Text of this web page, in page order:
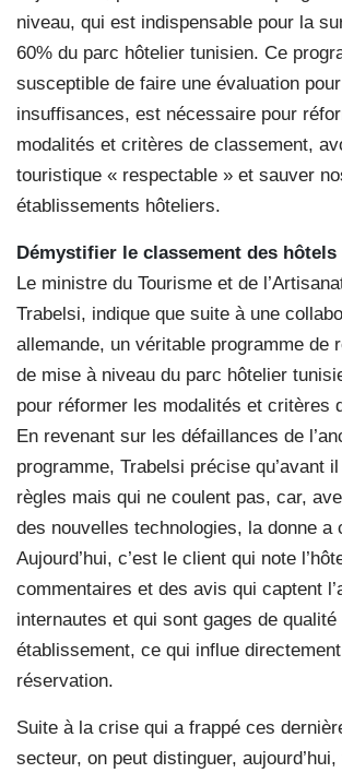
niveau, qui est indispensable pour la
60% du parc hôtelier tunisien. Ce
susceptible de faire une évaluation
insuffisances, est nécessaire pour
modalités et critères de classement,
touristique « respectable » et sauver
établissements hôteliers.
Démystifier le classement des hôtels
Le ministre du Tourisme et de
Trabelsi, indique que suite à une
allemande, un véritable programme de
de mise à niveau du parc hôtelier
pour réformer les modalités et critères
En revenant sur les défaillances de
programme, Trabelsi précise qu’avant
règles mais qui ne coulent pas, car,
des nouvelles technologies, la donne a
Aujourd’hui, c’est le client qui note
commentaires et des avis qui captent
internautes et qui sont gages de qualité
établissement, ce qui influe
réservation.
Suite à la crise qui a frappé ces
secteur, on peut distinguer,